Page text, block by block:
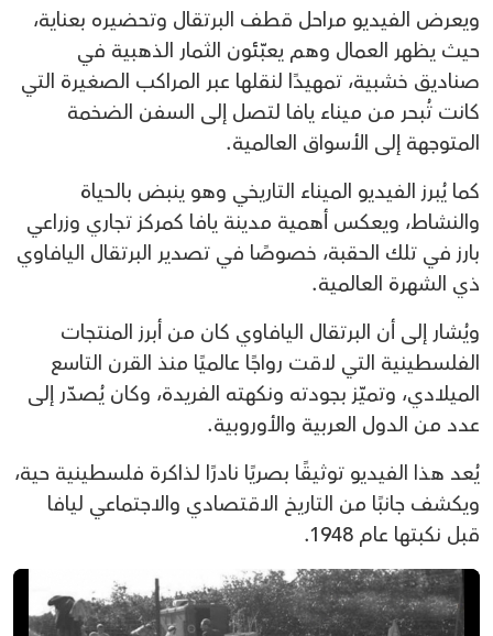
ويعرض الفيديو مراحل قطف البرتقال وتحضيره بعناية،
حيث يظهر العمال وهم يعبّئون الثمار الذهبية في
صناديق خشبية، تمهيدًا لنقلها عبر المراكب الصغيرة التي
كانت تُبحر من ميناء يافا لتصل إلى السفن الضخمة
المتوجهة إلى الأسواق العالمية.
كما يُبرز الفيديو الميناء التاريخي وهو ينبض بالحياة
والنشاط، ويعكس أهمية مدينة يافا كمركز تجاري وزراعي
بارز في تلك الحقبة، خصوصًا في تصدير البرتقال اليافاوي
ذي الشهرة العالمية.
ويُشار إلى أن البرتقال اليافاوي كان من أبرز المنتجات
الفلسطينية التي لاقت رواجًا عالميًا منذ القرن التاسع
الميلادي، وتميّز بجودته ونكهته الفريدة، وكان يُصدّر إلى
عدد من الدول العربية والأوروبية.
يُعد هذا الفيديو توثيقًا بصريًا نادرًا لذاكرة فلسطينية حية،
ويكشف جانبًا من التاريخ الاقتصادي والاجتماعي ليافا
قبل نكبتها عام 1948.